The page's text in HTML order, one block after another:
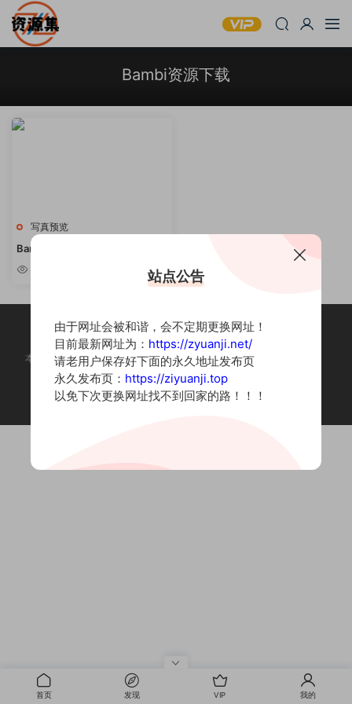
Bambi资源下载
写真预览
Bambi밤비 – Akanes Hidden H
eart4.42k
本站为摄影写真图片网站，内容来自网络收集整理，仅作个人学习使用。
如有违法内容请联系删除
Copyright © 2022 资源集
首页 发现 VIP 我的
站点公告
由于网址会被和谐，会不定期更换网址！
目前最新网址为： https://zyuanji.net/
请老用户保存好下面的永久地址发布页
永久发布页： https://ziyuanji.top
以免下次更换网址找不到回家的路！！！